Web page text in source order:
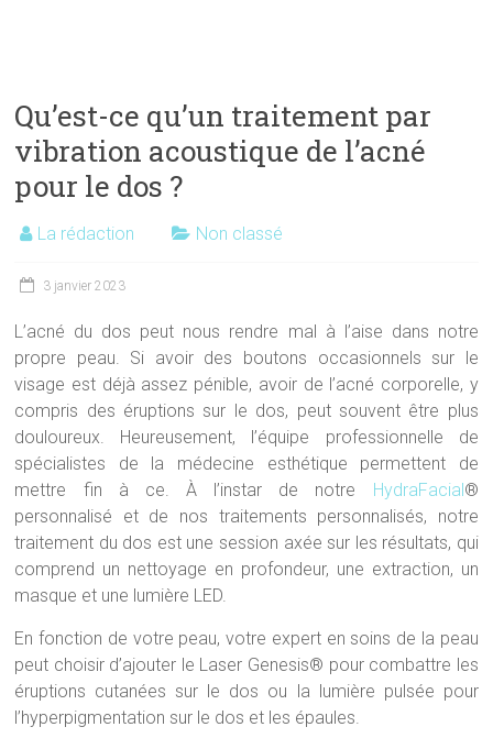
Qu’est-ce qu’un traitement par
vibration acoustique de l’acné
pour le dos ?
La rédaction Non classé
3 janvier 2023
L’acné du dos peut nous rendre mal à l’aise dans notre
propre peau. Si avoir des boutons occasionnels sur le
visage est déjà assez pénible, avoir de l’acné corporelle, y
compris des éruptions sur le dos, peut souvent être plus
douloureux. Heureusement, l’équipe professionnelle de
spécialistes de la médecine esthétique permettent de
mettre fin à ce. À l’instar de notre HydraFacial®
personnalisé et de nos traitements personnalisés, notre
traitement du dos est une session axée sur les résultats, qui
comprend un nettoyage en profondeur, une extraction, un
masque et une lumière LED.
En fonction de votre peau, votre expert en soins de la peau
peut choisir d’ajouter le Laser Genesis® pour combattre les
éruptions cutanées sur le dos ou la lumière pulsée pour
l’hyperpigmentation sur le dos et les épaules.